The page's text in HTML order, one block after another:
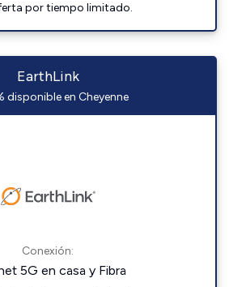
por tiempo limitado.
EarthLink
disponible en Cheyenne
Conexión:
5G en casa y Fibra